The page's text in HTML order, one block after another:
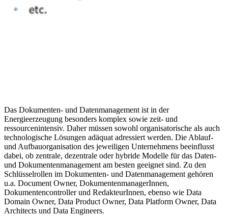
Das Dokumenten-​ und Datenmanagement ist in der
Energieerzeugung besonders komplex sowie zeit- und
ressourcenintensiv. Daher müssen sowohl organisatorische als auch
technologische Lösungen adäquat adressiert werden. Die Ablauf-
und Aufbauorganisation des jeweiligen Unternehmens beeinflusst
dabei, ob zentrale, dezentrale oder hybride Modelle für das Daten-
und Dokumentenmanagement am besten geeignet sind. Zu den
Schlüsselrollen im Dokumenten-​ und Datenmanagement gehören
u.a. Document Owner, DokumentenmanagerInnen,
Dokumentencontroller und RedakteurInnen, ebenso wie Data
Domain Owner, Data Product Owner, Data Platform Owner, Data
Architects und Data Engineers.